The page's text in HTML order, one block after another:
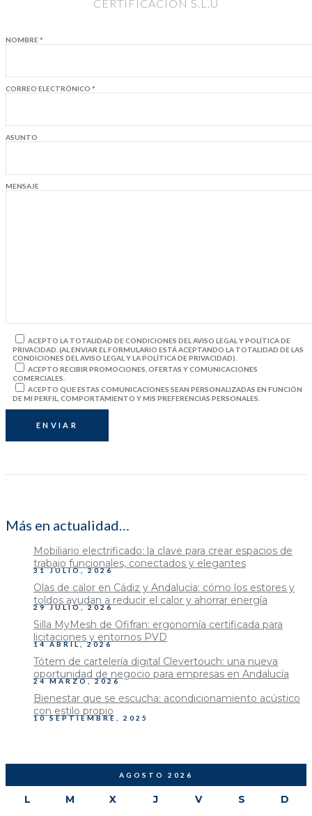
CERTIFICACIÓN S.L.U
NOMBRE *
CORREO ELECTRÓNICO *
ASUNTO
MENSAJE
ACEPTO LA TOTALIDAD DE CONDICIONES DEL AVISO LEGAL Y POLÍTICA DE
PRIVACIDAD. (AL ENVIAR EL FORMULARIO ESTÁ ACEPTANDO LA TOTALIDAD DE LAS
CONDICIONES DEL AVISO LEGAL Y LA POLÍTICA DE PRIVACIDAD).
ACEPTO RECIBIR PROMOCIONES, OFERTAS Y COMUNICACIONES
COMERCIALES.
ACEPTO QUE ESTAS COMUNICACIONES SEAN PERSONALIZADAS EN FUNCIÓN
DE MI PERFIL, COMPORTAMIENTO Y MIS PREFERENCIAS PERSONALES.
Más en actualidad…
Mobiliario electrificado: la clave para crear espacios de
trabajo funcionales, conectados y elegantes
31 JULIO, 2026
Olas de calor en Cádiz y Andalucía: cómo los estores y
toldos ayudan a reducir el calor y ahorrar energía
29 JULIO, 2026
Silla MyMesh de Ofifran: ergonomía certificada para
licitaciones y entornos PVD
14 ABRIL, 2026
Tótem de cartelería digital Clevertouch: una nueva
oportunidad de negocio para empresas en Andalucía
24 MARZO, 2026
Bienestar que se escucha: acondicionamiento acústico
con estilo propio
10 SEPTIEMBRE, 2025
AGOSTO 2026
L M X J V S D